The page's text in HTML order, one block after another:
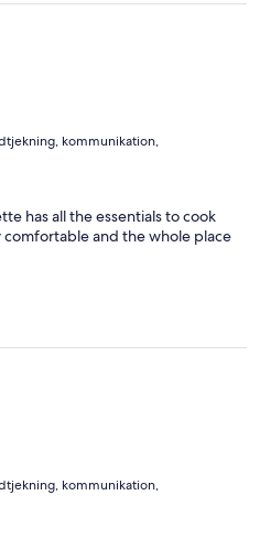
kommunikation,
has all the essentials to cook
and the whole place
kommunikation,